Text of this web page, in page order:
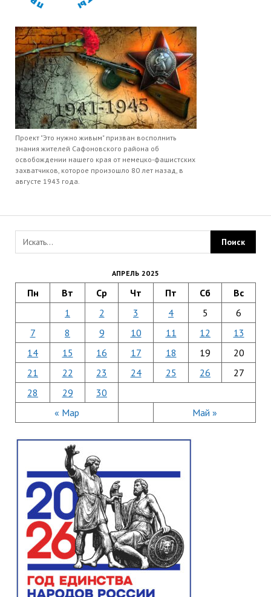
Проект "Это нужно живым" призван восполнить
знания жителей Сафоновского района об
освобождении нашего края от немецко-фашистских
захватчиков, которое произошло 80 лет назад, в
августе 1943 года.
АПРЕЛЬ 2025
Пн Вт Ср Чт Пт Сб Вс
« Мар Май »
1 2 3 4 5
6
7
8 9 10 11 12
13
14
15 16 17 18 19
20
21
22 23 24 25 26
27
28
29 30